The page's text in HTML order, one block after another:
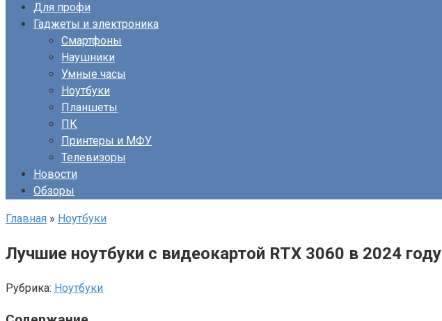
Для профи
Гаджеты и электроника
Смартфоны
Наушники
Умные часы
Ноутбуки
Планшеты
ПК
Принтеры и МФУ
Телевизоры
Новости
Обзоры
Главная » Ноутбуки
Лучшие ноутбуки с видеокартой RTX 3060 в 2024 году
Рубрика: Ноутбуки